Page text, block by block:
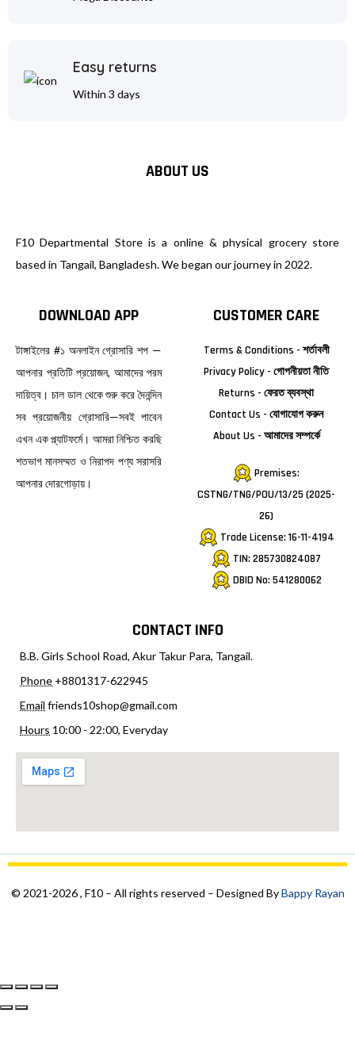
Easy returns
Within 3 days
ABOUT US
F10 Departmental Store is a online & physical grocery store
based in Tangail, Bangladesh. We began our journey in 2022.
DOWNLOAD APP
টাঙ্গাইলের #১ অনলাইন গ্রোসারি শপ —
আপনার প্রতিটি প্রয়োজন, আমাদের পরম
দায়িত্ব। চাল ডাল থেকে শুরু করে দৈনন্দিন
সব প্রয়োজনীয় গ্রোসারি—সবই পাবেন
এখন এক প্ল্যাটফর্মে। আমরা নিশ্চিত করছি
শতভাগ মানসম্মত ও নিরাপদ পণ্য সরাসরি
আপনার দোরগোড়ায়।
CUSTOMER CARE
Terms & Conditions - শর্তাবলী
Privacy Policy - গোপনীয়তা নীতি
Returns - ফেরত ব্যবস্থা
Contact Us - যোগাযোগ করুন
About Us - আমাদের সম্পর্কে
Premises:
CSTNG/TNG/POU/13/25 (2025-
26)
Trade License: 16-11-4194
TIN: 285730824087
DBID No: 541280062
CONTACT INFO
B.B. Girls School Road, Akur Takur Para, Tangail.
Phone +8801317-622945
Email friends10shop@gmail.com
Hours 10:00 - 22:00, Everyday
© 2021-2026 , F10 – All rights reserved – Designed ByBappy Rayan